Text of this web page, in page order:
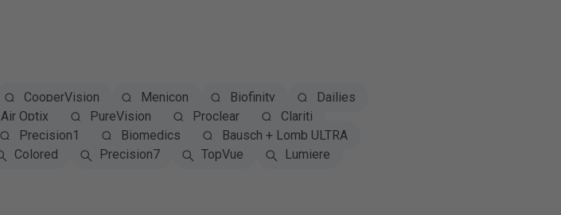
CooperVision Menicon Biofinity
Dailies
Air Optix PureVision Proclear
Clariti
Precision1 Biomedics
Bausch + Lomb ULTRA
Colored Precision7 TopVue
Lumiere